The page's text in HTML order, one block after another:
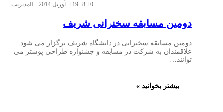
مدیریت 19 آوریل 2014 0
8
دومین مسابقه سخنرانی شریف
دومین مسابقه سخنرانی در دانشگاه شریف برگزار می شود.
علاقمندان به شرکت در مسابقه و جشنواره طراحی پوستر می
توانند…
بیشتر بخوانید »